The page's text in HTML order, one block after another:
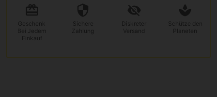
Geschenk
Bei Jedem
Einkauf
Sichere
Zahlung
Diskreter
Versand
Schütze den
Planeten